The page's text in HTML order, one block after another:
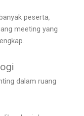
peserta,
meeting yang
dalam ruang